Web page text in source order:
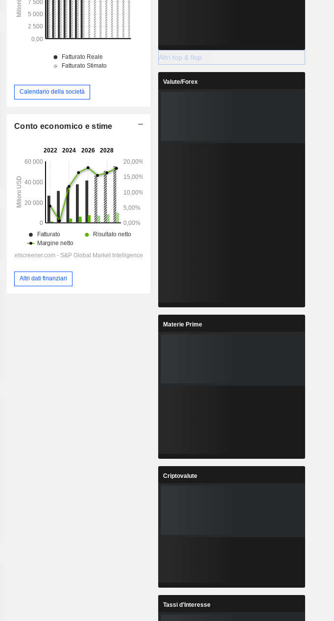
Calendario della società
Conto economico e stime
Altri dati finanziari
Altri top & flop
Valute/Forex
Materie Prime
Criptovalute
Tassi d'Interesse